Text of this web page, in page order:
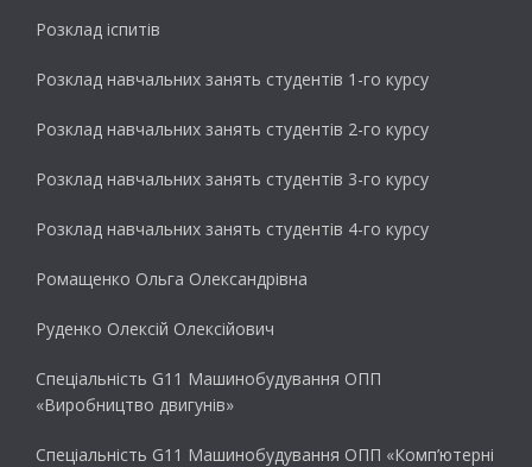
Розклад іспитів
Розклад навчальних занять студентів 1-го курсу
Розклад навчальних занять студентів 2-го курсу
Розклад навчальних занять студентів 3-го курсу
Розклад навчальних занять студентів 4-го курсу
Ромащенко Ольга Олександрівна
Руденко Олексій Олексійович
Спеціальність G11 Машинобудування ОПП
«Виробництво двигунів»
Спеціальність G11 Машинобудування ОПП «Комп’ютерні